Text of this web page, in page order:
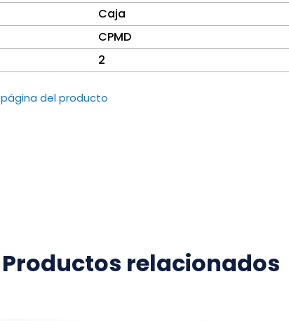
Caja
CPMD
2
página del producto
Productos relacionados